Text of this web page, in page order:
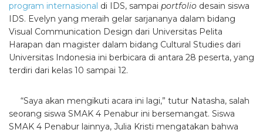
program internasional di IDS, sampai portfolio desain siswa
IDS. Evelyn yang meraih gelar sarjananya dalam bidang
Visual Communication Design dari Universitas Pelita
Harapan dan magister dalam bidang Cultural Studies dari
Universitas Indonesia ini berbicara di antara 28 peserta, yang
terdiri dari kelas 10 sampai 12.
“Saya akan mengikuti acara ini lagi,” tutur Natasha, salah
seorang siswa SMAK 4 Penabur ini bersemangat. Siswa
SMAK 4 Penabur lainnya, Julia Kristi mengatakan bahwa